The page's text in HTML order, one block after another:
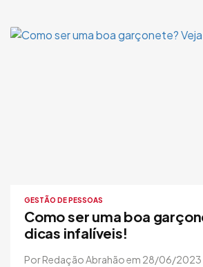
GESTÃO DE PESSOAS
Como ser uma boa
dicas infalíveis!
Por Redação Abrahão em 28/06/2023